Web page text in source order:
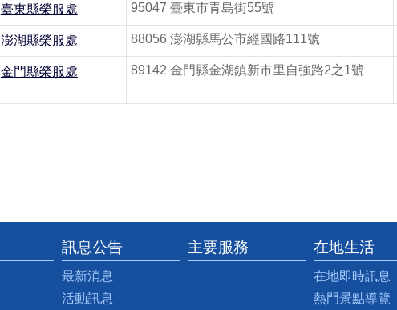
臺東縣榮服處 95047 臺東市青島街55號
澎湖縣榮服處 88056 澎湖縣馬公市經國路111號
金門縣榮服處 89142 金門縣金湖鎮新市里自強路2之1號
訊息公告
最新消息
活動訊息
主要服務 在地生活
在地即時訊息
熱門景點導覽